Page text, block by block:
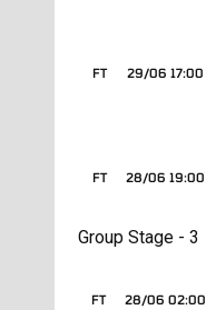
29/06 17:00
FT
28/06 19:00
FT
Group Stage - 3
28/06 02:00
FT